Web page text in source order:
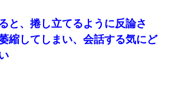
と、捲し立てるように反論さ
縮してしまい、会話する気にど